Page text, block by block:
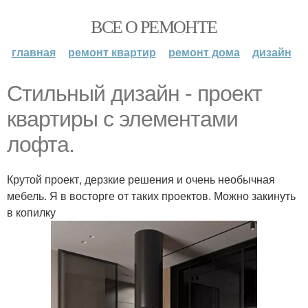
ВСЕ О РЕМОНТЕ
главная ремонт квартир ремонт дома дизайн
Стильный дизайн - проект
квартиры с элементами
лофта.
Крутой проект, дерзкие решения и очень необычная
мебель. Я в восторге от таких проектов. Можно закинуть
в копилку